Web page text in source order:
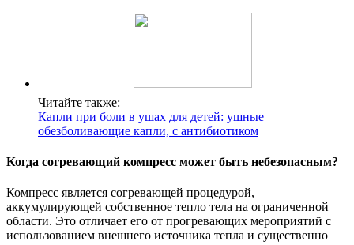
Читайте также:
Капли при боли в ушах для детей: ушные
обезболивающие капли, с антибиотиком
Когда согревающий компресс может быть небезопасным?
Компресс является согревающей процедурой,
аккумулирующей собственное тепло тела на ограниченной
области. Это отличает его от прогревающих мероприятий с
использованием внешнего источника тепла и существенно